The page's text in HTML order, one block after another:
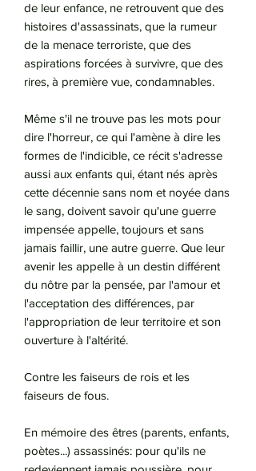
de leur enfance, ne retrouvent que des
histoires d'assassinats, que la rumeur
de la menace terroriste, que des
aspirations forcées à survivre, que des
rires, à première vue, condamnables.
Même s'il ne trouve pas les mots pour
dire l'horreur, ce qui l'amène à dire les
formes de l'indicible, ce récit s'adresse
aussi aux enfants qui, étant nés après
cette décennie sans nom et noyée dans
le sang, doivent savoir qu'une guerre
impensée appelle, toujours et sans
jamais faillir, une autre guerre. Que leur
avenir les appelle à un destin différent
du nôtre par la pensée, par l'amour et
l'acceptation des différences, par
l'appropriation de leur territoire et son
ouverture à l'altérité.
Contre les faiseurs de rois et les
faiseurs de fous.
En mémoire des êtres (parents, enfants,
poètes...) assassinés: pour qu'ils ne